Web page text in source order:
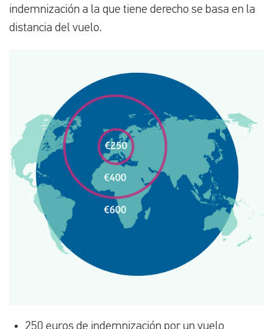
indemnización a la que tiene derecho se basa en la
distancia del vuelo.
250 euros de indemnización por un vuelo